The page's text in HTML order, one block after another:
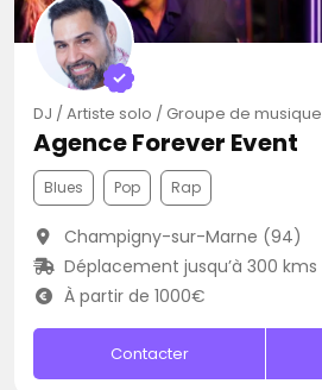
DJ / Artiste solo / Groupe de musique
Agence Forever Event
Blues Pop Rap
Champigny-sur-Marne (94)
Déplacement jusqu’à 300 kms
À partir de 1000€
Contacter